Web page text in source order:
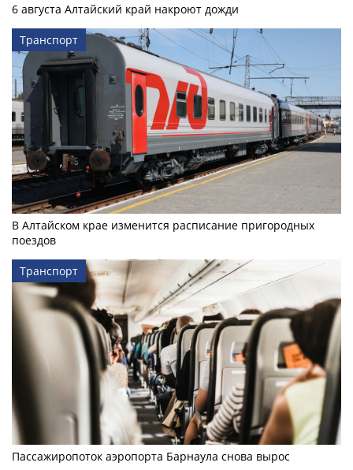
6 августа Алтайский край накроют дожди
Транспорт
В Алтайском крае изменится расписание пригородных
поездов
Транспорт
Пассажиропоток аэропорта Барнаула снова вырос